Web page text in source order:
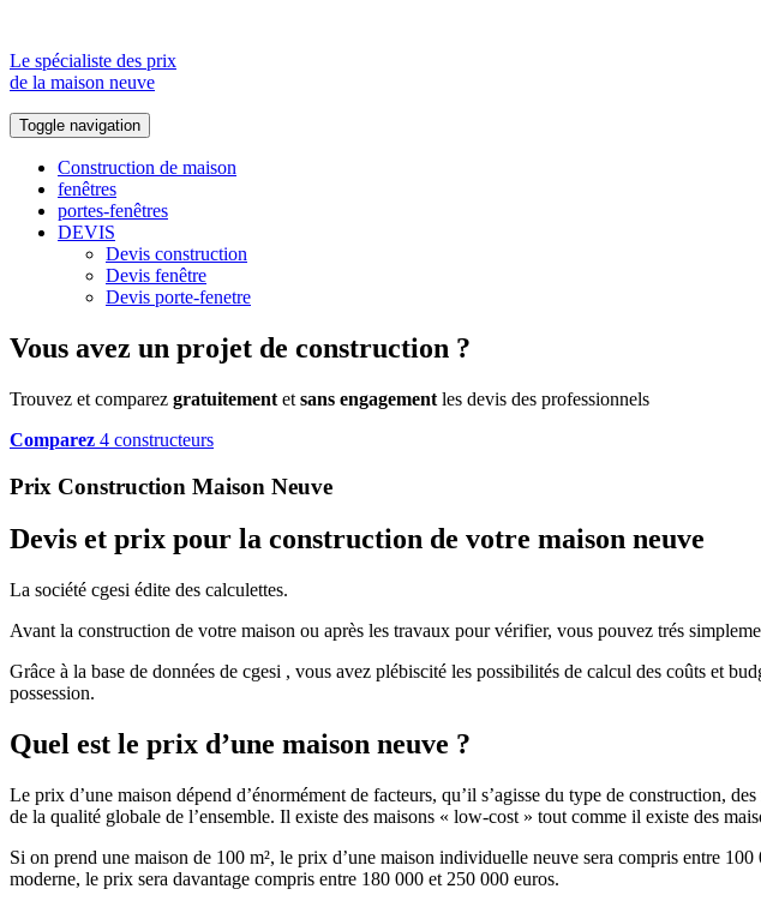
Le spécialiste des prix
de la maison neuve
Toggle navigation
Construction de maison
fenêtres
portes-fenêtres
DEVIS
Devis construction
Devis fenêtre
Devis porte-fenetre
Vous avez un projet de construction ?
Trouvez et comparez gratuitement et sans engagement les devis des professionnels
Comparez 4 constructeurs
Prix Construction Maison Neuve
Devis et prix pour la construction de votre maison neuve
La société cgesi édite des calculettes.
Avant la construction de votre maison ou après les travaux pour vérifier, vous pouvez trés
Grâce à la base de données de cgesi , vous avez plébiscité les possibilités de calcul des coûts et
possession.
Quel est le prix d’une maison neuve ?
Le prix d’une maison dépend d’énormément de facteurs, qu’il s’agisse du type de construction,
de la qualité globale de l’ensemble. Il existe des maisons « low-cost » tout comme il existe des
Si on prend une maison de 100 m², le prix d’une maison individuelle neuve sera compris entre
moderne, le prix sera davantage compris entre 180 000 et 250 000 euros.